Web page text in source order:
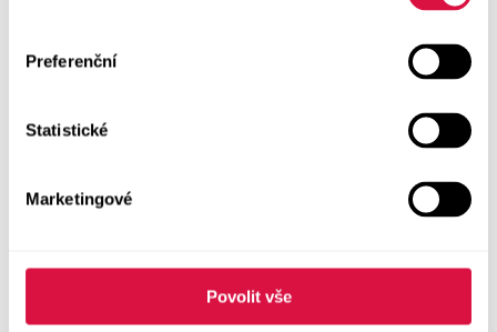
Preferenční
Statistické
Marketingové
Povolit vše
Boty GEOX